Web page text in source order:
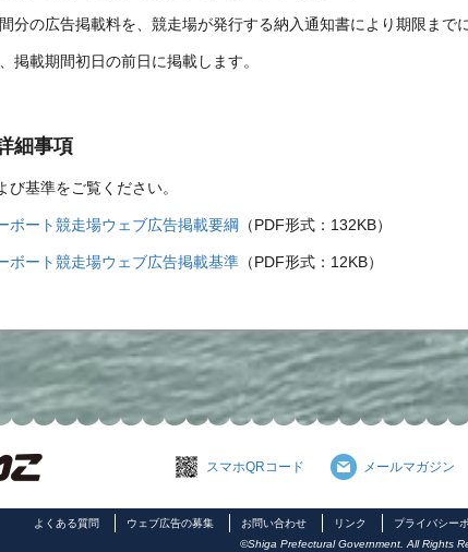
間分の広告掲載料を、競走場が発行する納入通知書により期限まで
掲載期間初日の前日に掲載します。
細事項
び基準をご覧ください。
ボート競走場ウェブ広告掲載要綱 （PDF形式：132KB）
ボート競走場ウェブ広告掲載基準 （PDF形式：12KB）
スマホQRコード メールマガジン
よくある質問 ウェブ広告の募集 お問い合わせ リンク プライバシー
©Shiga Prefectural Government. All Rights